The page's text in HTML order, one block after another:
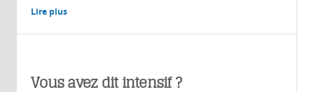
Lire plus
Vous avez dit intensif ?